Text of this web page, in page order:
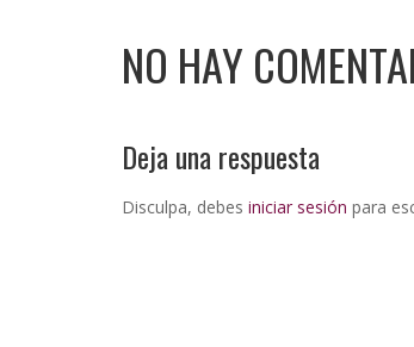
NO HAY
Deja una respuesta
Disculpa, debes iniciar sesión para